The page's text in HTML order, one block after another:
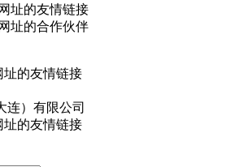
址的友情链接
址的合作伙伴
址的友情链接
连）有限公司
址的友情链接